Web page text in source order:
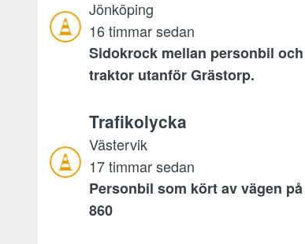
Jönköping
16 timmar sedan
Sidokrock mellan personbil
traktor utanför Grästorp.
Trafikolycka
Västervik
17 timmar sedan
Personbil som kört av vägen
860